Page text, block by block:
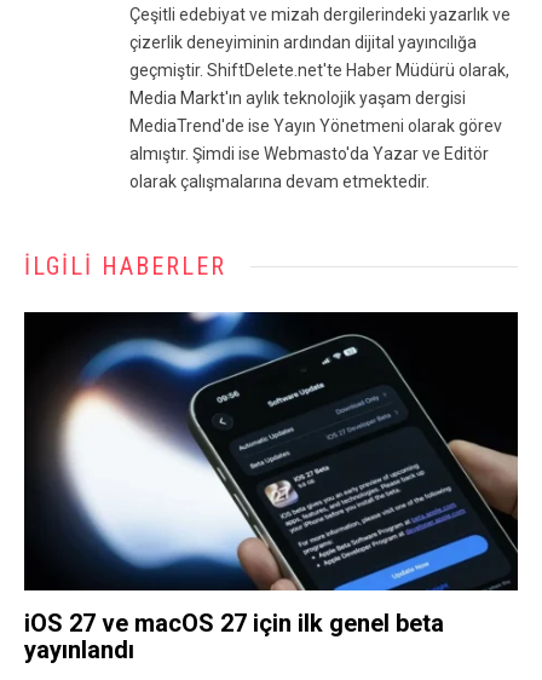
Çeşitli edebiyat ve mizah dergilerindeki yazarlık ve
çizerlik deneyiminin ardından dijital yayıncılığa
geçmiştir. ShiftDelete.net'te Haber Müdürü olarak,
Media Markt'ın aylık teknolojik yaşam dergisi
MediaTrend'de ise Yayın Yönetmeni olarak görev
almıştır. Şimdi ise Webmasto'da Yazar ve Editör
olarak çalışmalarına devam etmektedir.
İLGILI HABERLER
iOS 27 ve macOS 27 için ilk genel beta
yayınlandı